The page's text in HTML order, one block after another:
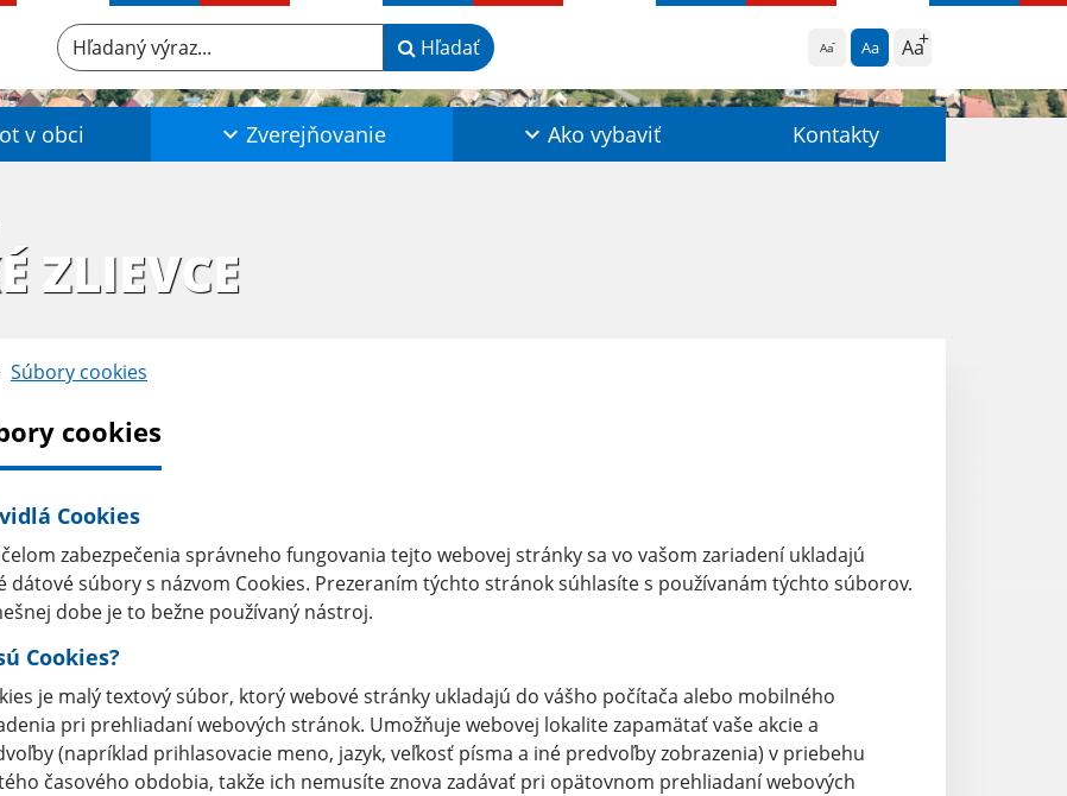
Aa Aa Aa
Hľadaný výraz... Hľadať
v obci Zverejňovanie Ako vybaviť Kontakty
ZLIEVCE
Súbory cookies
cookies
Cookies
zabezpečenia správneho fungovania tejto webovej stránky sa vo vašom zariadení ukladajú
dátové súbory s názvom Cookies. Prezeraním týchto stránok súhlasíte s používanám týchto súborov.
dobe je to bežne používaný nástroj.
Cookies?
je malý textový súbor, ktorý webové stránky ukladajú do vášho počítača alebo mobilného
pri prehliadaní webových stránok. Umožňuje webovej lokalite zapamätať vaše akcie a
(napríklad prihlasovacie meno, jazyk, veľkosť písma a iné predvoľby zobrazenia) v priebehu
časového obdobia, takže ich nemusíte znova zadávať pri opätovnom prehliadaní webových